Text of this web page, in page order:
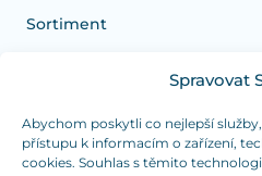
Spravovat
Abychom poskytli co nejlepší
přístupu k informacím o zařízení,
cookies. Souhlas s těmito
Sortiment
Potřebujete poradit s
Jsme tu pro vás Pondělí-
a Pátek od 7:30 - 14:30